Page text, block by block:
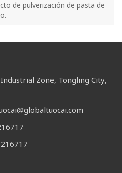
de pulverización de pasta de
Industrial Zone, Tongling City,